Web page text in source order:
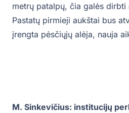
metrų patalpų, čia galės
Pastatų pirmieji aukštai bus
įrengta pėsčiųjų alėja, nauja
M. Sinkevičius: institucijų